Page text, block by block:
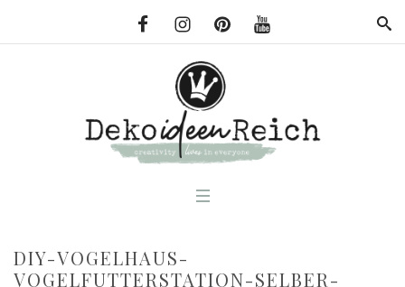
DIY-VOGELHAUS-
VOGELFUTTERSTATION-SELBER-